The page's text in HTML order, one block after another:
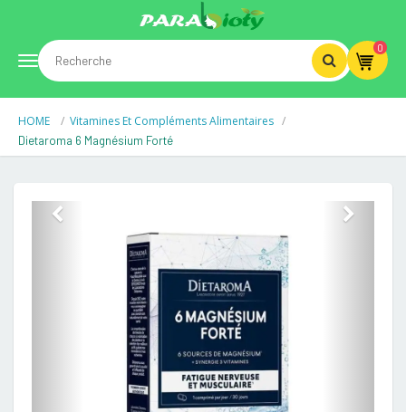
Toggle
navigation
0
HOME Vitamines Et Compléments Alimentaires
Dietaroma 6 Magnésium Forté